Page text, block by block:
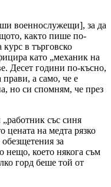
военнослужещи], за да
както пише по-
в търговско
като „механик на
Десет години по-късно,
прави, а само, че е
но си спомням, че през
със синя
цената на медта рязко
за
нещо, което някога съм
горд беше той от